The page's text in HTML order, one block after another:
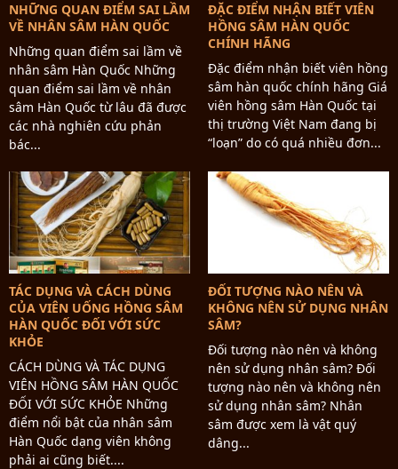
NHỮNG QUAN ĐIỂM SAI LẦM
VỀ NHÂN SÂM HÀN QUỐC
Những quan điểm sai lầm về
nhân sâm Hàn Quốc Những
quan điểm sai lầm về nhân
sâm Hàn Quốc từ lâu đã được
các nhà nghiên cứu phản
bác...
ĐẶC ĐIỂM NHẬN BIẾT VIÊN
HỒNG SÂM HÀN QUỐC
CHÍNH HÃNG
Đặc điểm nhận biết viên hồng
sâm hàn quốc chính hãng Giá
viên hồng sâm Hàn Quốc tại
thị trường Việt Nam đang bị
“loạn” do có quá nhiều đơn...
TÁC DỤNG VÀ CÁCH DÙNG
CỦA VIÊN UỐNG HỒNG SÂM
HÀN QUỐC ĐỐI VỚI SỨC
KHỎE
CÁCH DÙNG VÀ TÁC DỤNG
VIÊN HỒNG SÂM HÀN QUỐC
ĐỐI VỚI SỨC KHỎE Những
điểm nổi bật của nhân sâm
Hàn Quốc dạng viên không
phải ai cũng biết....
ĐỐI TƯỢNG NÀO NÊN VÀ
KHÔNG NÊN SỬ DỤNG NHÂN
SÂM?
Đối tượng nào nên và không
nên sử dụng nhân sâm? Đối
tượng nào nên và không nên
sử dụng nhân sâm? Nhân
sâm được xem là vật quý
dâng...